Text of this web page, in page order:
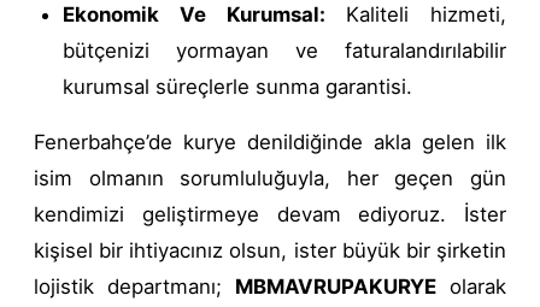
Ekonomik Ve Kurumsal: Kaliteli hizmeti,
bütçenizi yormayan ve faturalandırılabilir
kurumsal süreçlerle sunma garantisi.
Fenerbahçe’de kurye denildiğinde akla gelen ilk
isim olmanın sorumluluğuyla, her geçen gün
kendimizi geliştirmeye devam ediyoruz. İster
kişisel bir ihtiyacınız olsun, ister büyük bir şirketin
lojistik departmanı; MBMAVRUPAKURYE olarak